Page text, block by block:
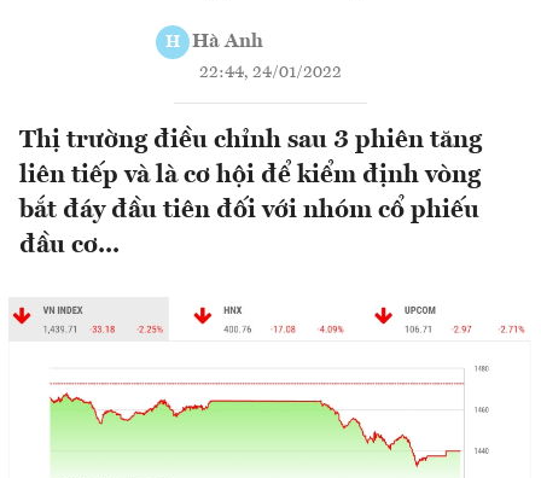
H Hà Anh
22:44, 24/01/2022
Thị trường điều chỉnh sau 3 phiên tăng
liên tiếp và là cơ hội để kiểm định vòng
bắt đáy đầu tiên đối với nhóm cổ phiếu
đầu cơ...